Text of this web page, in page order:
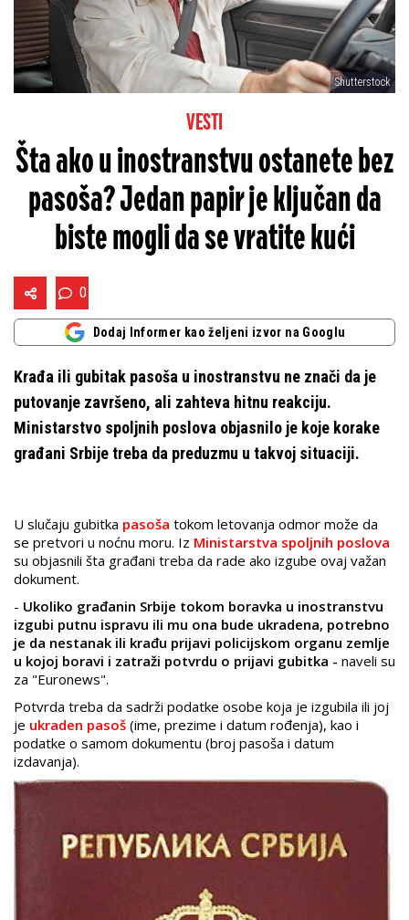
Shutterstock
VESTI
Šta ako u inostranstvu ostanete bez
pasoša? Jedan papir je ključan da
biste mogli da se vratite kući
0
Dodaj Informer kao željeni izvor na Googlu
Krađa ili gubitak pasoša u inostranstvu ne znači da je
putovanje završeno, ali zahteva hitnu reakciju.
Ministarstvo spoljnih poslova objasnilo je koje korake
građani Srbije treba da preduzmu u takvoj situaciji.
U slučaju gubitka pasoša tokom letovanja odmor može da
se pretvori u noćnu moru. Iz Ministarstva spoljnih poslova
su objasnili šta građani treba da rade ako izgube ovaj važan
dokument.
- Ukoliko građanin Srbije tokom boravka u inostranstvu
izgubi putnu ispravu ili mu ona bude ukradena, potrebno
je da nestanak ili krađu prijavi policijskom organu zemlje
u kojoj boravi i zatraži potvrdu o prijavi gubitka - naveli su
za "Euronews".
Potvrda treba da sadrži podatke osobe koja je izgubila ili joj
je ukraden pasoš (ime, prezime i datum rođenja), kao i
podatke o samom dokumentu (broj pasoša i datum
izdavanja).